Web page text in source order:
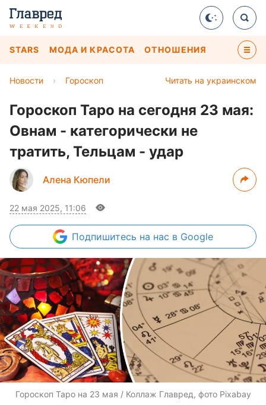
STARS МОДА И КРАСОТА ОТНОШЕНИЯ
Читать на украинском
Новости › Гороскоп
Гороскоп Таро на сегодня 23 мая:
Овнам - категорически не
тратить, Тельцам - удар
Алена Кюпели
22 мая 2025, 11:06
Подпишитесь на нас в Google
Гороскоп Таро на 23 мая / Коллаж Главред, фото Pixabay